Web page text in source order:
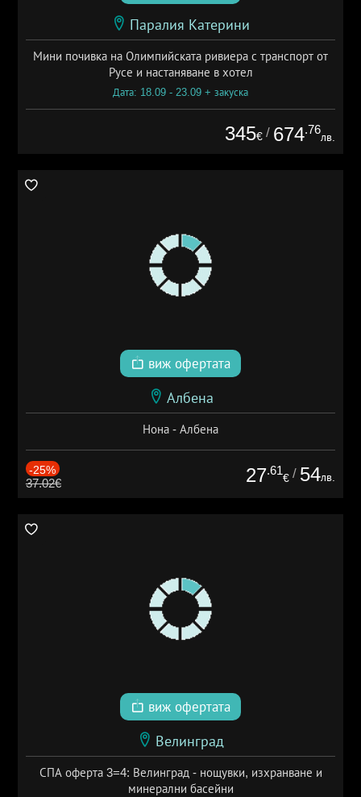
Паралия Катерини
Мини почивка на Олимпийската ривиера с транспорт от
Русе и настаняване в хотел
Дата: 18.09 - 23.09 + закуска
345€ / 674.76
лв.
виж офертата
Албена
Нона - Албена
-25%
37.02€ 27.61
€ / 54лв.
виж офертата
Велинград
СПА оферта 3=4: Велинград - нощувки, изхранване и
минерални басейни